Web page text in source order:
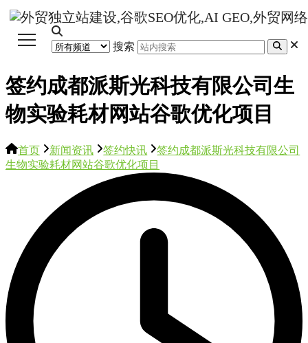
搜索
签约成都派斯光科技有限公司生
物实验耗材网站谷歌优化项目
首页 新闻资讯 签约快讯
签约成都派斯光科技有限公司
生物实验耗材网站谷歌优化项目